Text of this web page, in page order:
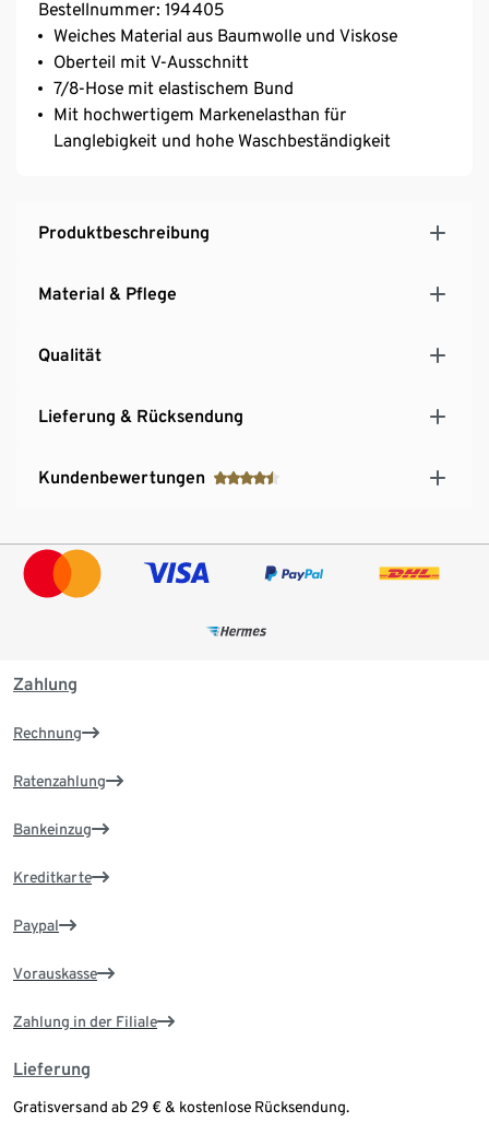
Bestellnummer: 194405
Weiches Material aus Baumwolle und Viskose
Oberteil mit V-Ausschnitt
7/8-Hose mit elastischem Bund
Mit hochwertigem Markenelasthan für
Langlebigkeit und hohe Waschbeständigkeit
Produktbeschreibung
Material & Pflege
Qualität
Lieferung & Rücksendung
Kundenbewertungen
Zahlung
Rechnung
Ratenzahlung
Bankeinzug
Kreditkarte
Paypal
Vorauskasse
Zahlung in der Filiale
Lieferung
Gratisversand ab 29 € & kostenlose Rücksendung.